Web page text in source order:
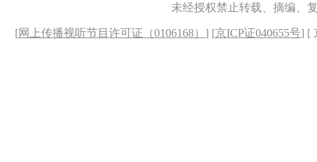
未经授权禁止转载、摘编、
[网上传播视听节目许可证（0106168） ] [京ICP证040655号] [